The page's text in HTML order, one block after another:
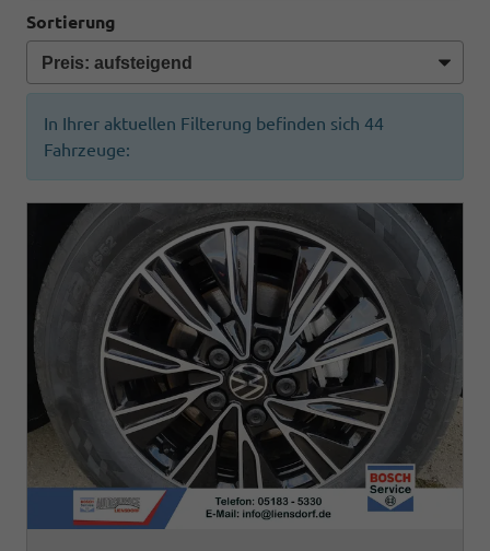
Sortierung
In Ihrer aktuellen Filterung befinden sich 44
Fahrzeuge: